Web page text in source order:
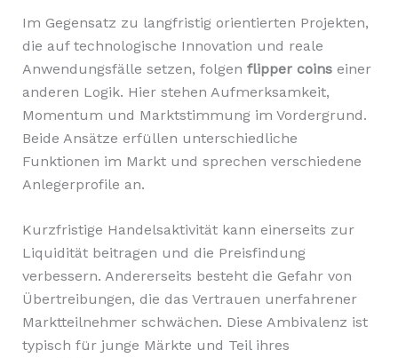
Im Gegensatz zu langfristig orientierten Projekten,
die auf technologische Innovation und reale
Anwendungsfälle setzen, folgen flipper coinseiner
anderen Logik. Hier stehen Aufmerksamkeit,
Momentum und Marktstimmung im Vordergrund.
Beide Ansätze erfüllen unterschiedliche
Funktionen im Markt und sprechen verschiedene
Anlegerprofile an.
Kurzfristige Handelsaktivität kann einerseits zur
Liquidität beitragen und die Preisfindung
verbessern. Andererseits besteht die Gefahr von
Übertreibungen, die das Vertrauen unerfahrener
Marktteilnehmer schwächen. Diese Ambivalenz ist
typisch für junge Märkte und Teil ihres